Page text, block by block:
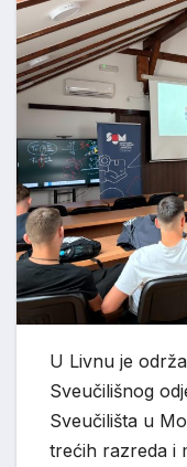
U Livnu je
Sveučilišnog
Sveučilišta u
trećih razreda i